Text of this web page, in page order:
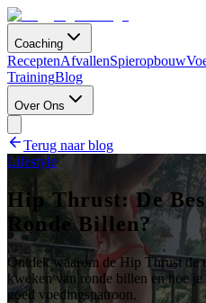
Coaching
ReceptenAfvallenSpieropbouw
TrainingBlog
Over Ons
Terug naar blog
Lifestyle
Hip Thrust: De
Ronde Billen?
Ontdek waarom de Hip Thrust de
kweken van ronde billen en hoe je
goed voedingspatroon.